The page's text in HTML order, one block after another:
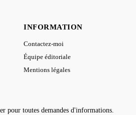
INFORMATION
Contactez-moi
Équipe éditoriale
Mentions légales
pour toutes demandes d'informations.